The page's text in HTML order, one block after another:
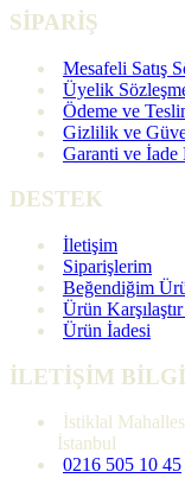
SİPARİŞ
Mesafeli Satış
Üyelik
Ödeme ve
Gizlilik ve
Garanti ve İade
DESTEK
İletişim
Siparişlerim
Beğendiğim
Ürün
Ürün İadesi
İLETİŞİM
İstiklal
İstanbul
0216 505 10 45